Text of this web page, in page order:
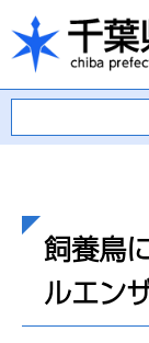
飼養鳥
ルエン